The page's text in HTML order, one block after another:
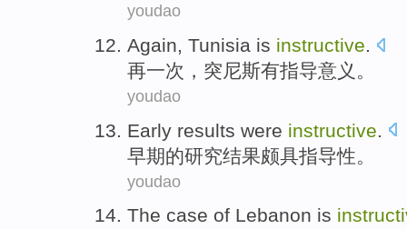
youdao
Again, Tunisia is instructive.
再一次 ， 突尼斯有指导意义。
youdao
Early results were instructive
早期的研究结果颇具指导性。
youdao
The case of Lebanon is